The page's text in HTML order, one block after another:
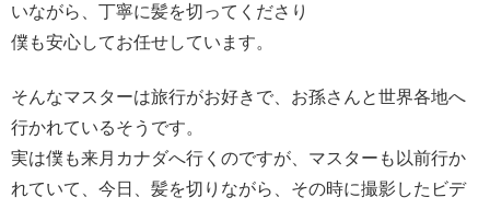
いながら、丁寧に髪を切ってくださり
僕も安心してお任せしています。
そんなマスターは旅行がお好きで、お孫さんと世界各地へ
行かれているそうです。
実は僕も来月カナダへ行くのですが、マスターも以前行か
れていて、今日、髪を切りながら、その時に撮影したビデ